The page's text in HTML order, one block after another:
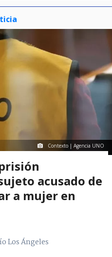
Contexto | Agencia UNO
acusado de
a mujer en
Los Ángeles